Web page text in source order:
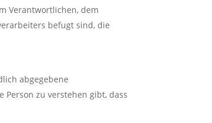
Verantwortlichen, dem
befugt sind, die
abgegebene
zu verstehen gibt, dass